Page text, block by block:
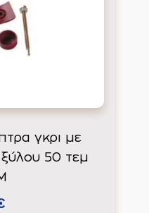
γκρι με
ξύλου 50 τεμ